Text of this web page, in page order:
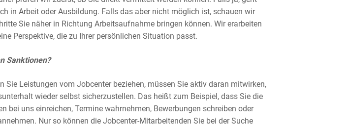
in Arbeit oder Ausbildung. Falls das aber nicht möglich ist, schauen wir
Sie näher in Richtung Arbeitsaufnahme bringen können. Wir erarbeiten
Perspektive, die zu Ihrer persönlichen Situation passt.
Sanktionen?
Sie Leistungen vom Jobcenter beziehen, müssen Sie aktiv daran mitwirken,
wieder selbst sicherzustellen. Das heißt zum Beispiel, dass Sie die
bei uns einreichen, Termine wahrnehmen, Bewerbungen schreiben oder
Nur so können die Jobcenter-Mitarbeitenden Sie bei der Suche